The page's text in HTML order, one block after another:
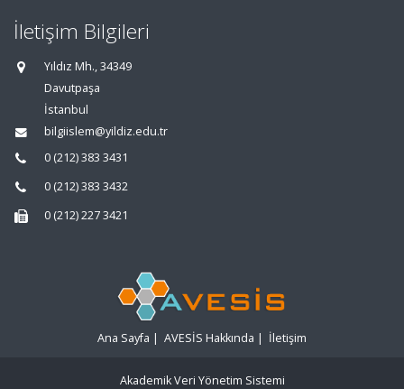
İletişim Bilgileri
Yıldız Mh., 34349
Davutpaşa
İstanbul
bilgiislem@yildiz.edu.tr
0 (212) 383 3431
0 (212) 383 3432
0 (212) 227 3421
Ana Sayfa | AVESİS Hakkında | İletişim
Akademik Veri Yönetim Sistemi